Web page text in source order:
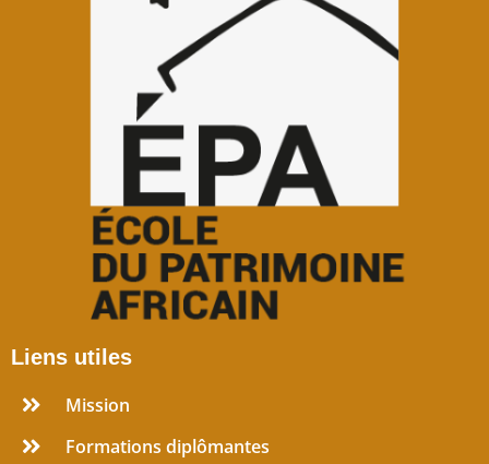
Liens utiles
Mission
Formations diplômantes